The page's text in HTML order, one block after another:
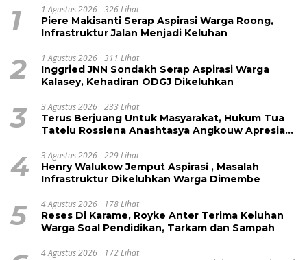
1 1 Agustus 2026 326 Lihat
Piere Makisanti Serap Aspirasi Warga Roong,
Infrastruktur Jalan Menjadi Keluhan
2 1 Agustus 2026 311 Lihat
Inggried JNN Sondakh Serap Aspirasi Warga
Kalasey, Kehadiran ODGJ Dikeluhkan
3 3 Agustus 2026 233 Lihat
Terus Berjuang Untuk Masyarakat, Hukum Tua
Tatelu Rossiena Anashtasya Angkouw Apresiasi
4 3 Agustus 2026 229 Lihat
Henry Walukow Jemput Aspirasi , Masalah
Infrastruktur Dikeluhkan Warga Dimembe
5 4 Agustus 2026 178 Lihat
Reses Di Karame, Royke Anter Terima Keluhan
Warga Soal Pendidikan, Tarkam dan Sampah
4 Agustus 2026 172 Lihat